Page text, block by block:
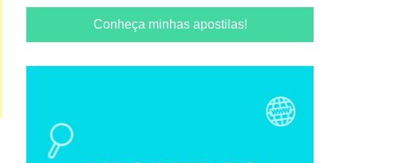
Conheça minhas apostilas!